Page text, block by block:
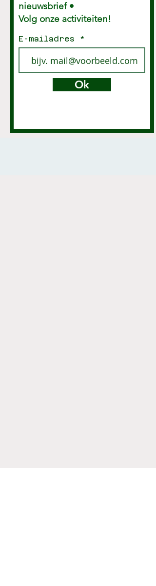
nieuwsbrief •
Volg onze activiteiten!
E-mailadres
Ok